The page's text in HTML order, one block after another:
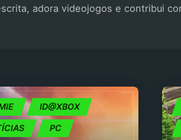
adora videojogos e contribui
ID@XBOX
PC